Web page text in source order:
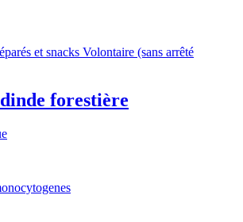
et snacks Volontaire (sans arrêté
forestière